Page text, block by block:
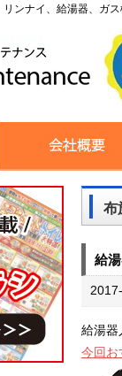
ンナイ、給湯器、ガ
布
給
給湯
今回